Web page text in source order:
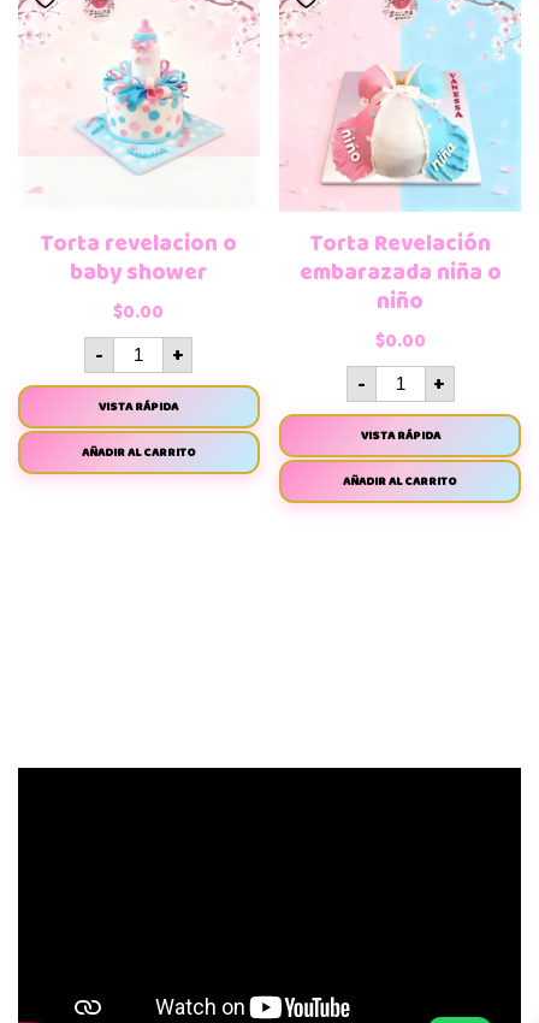
Torta revelacion o
baby shower
$0.00
- +
VISTA RÁPIDA
AÑADIR AL CARRITO
Torta Revelación
embarazada niña o
niño
$0.00
- +
VISTA RÁPIDA
AÑADIR AL CARRITO